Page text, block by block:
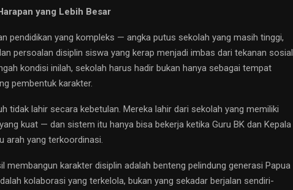
yang Lebih Besar
pendidikan yang kompleks — angka putus sekolah yang masih tinggi,
persoalan disiplin siswa yang kerap menjadi imbas dari tekanan sosial
kondisi inilah, sekolah harus hadir bukan hanya sebagai tempat
pembentuk karakter.
tidak lahir secara kebetulan. Mereka lahir dari sekolah yang memiliki
kuat — dan sistem itu hanya bisa bekerja ketika Guru BK dan Kepala
arah yang terkoordinasi.
membangun karakter disiplin adalah benteng pelindung generasi Papua
kolaborasi yang terkelola, bukan yang sekadar berjalan sendiri-